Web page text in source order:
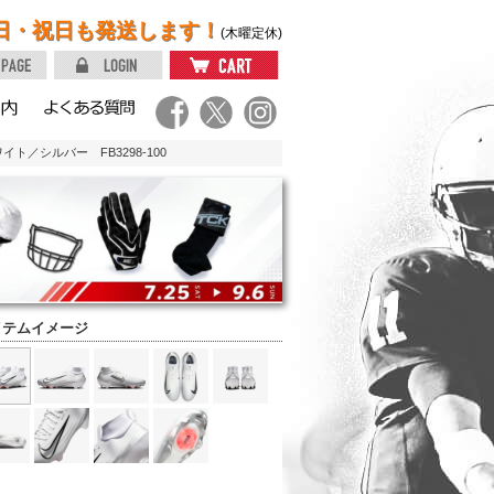
・祝日も発送します！ (木曜定休)
ト／シルバー FB3298-100
ムイメージ